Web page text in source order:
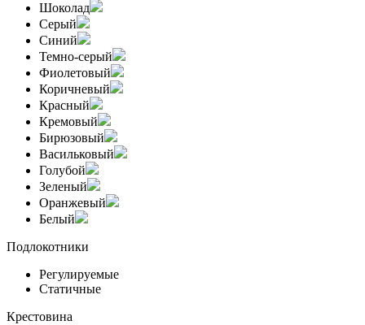
Шоколад
Серый
Синий
Темно-серый
Фиолетовый
Коричневый
Красный
Кремовый
Бирюзовый
Васильковый
Голубой
Зеленый
Оранжевый
Белый
Подлокотники
Регулируемые
Статичные
Крестовина